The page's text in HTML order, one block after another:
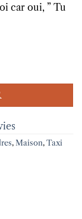
car oui, ” Tu
, Maison, Taxi